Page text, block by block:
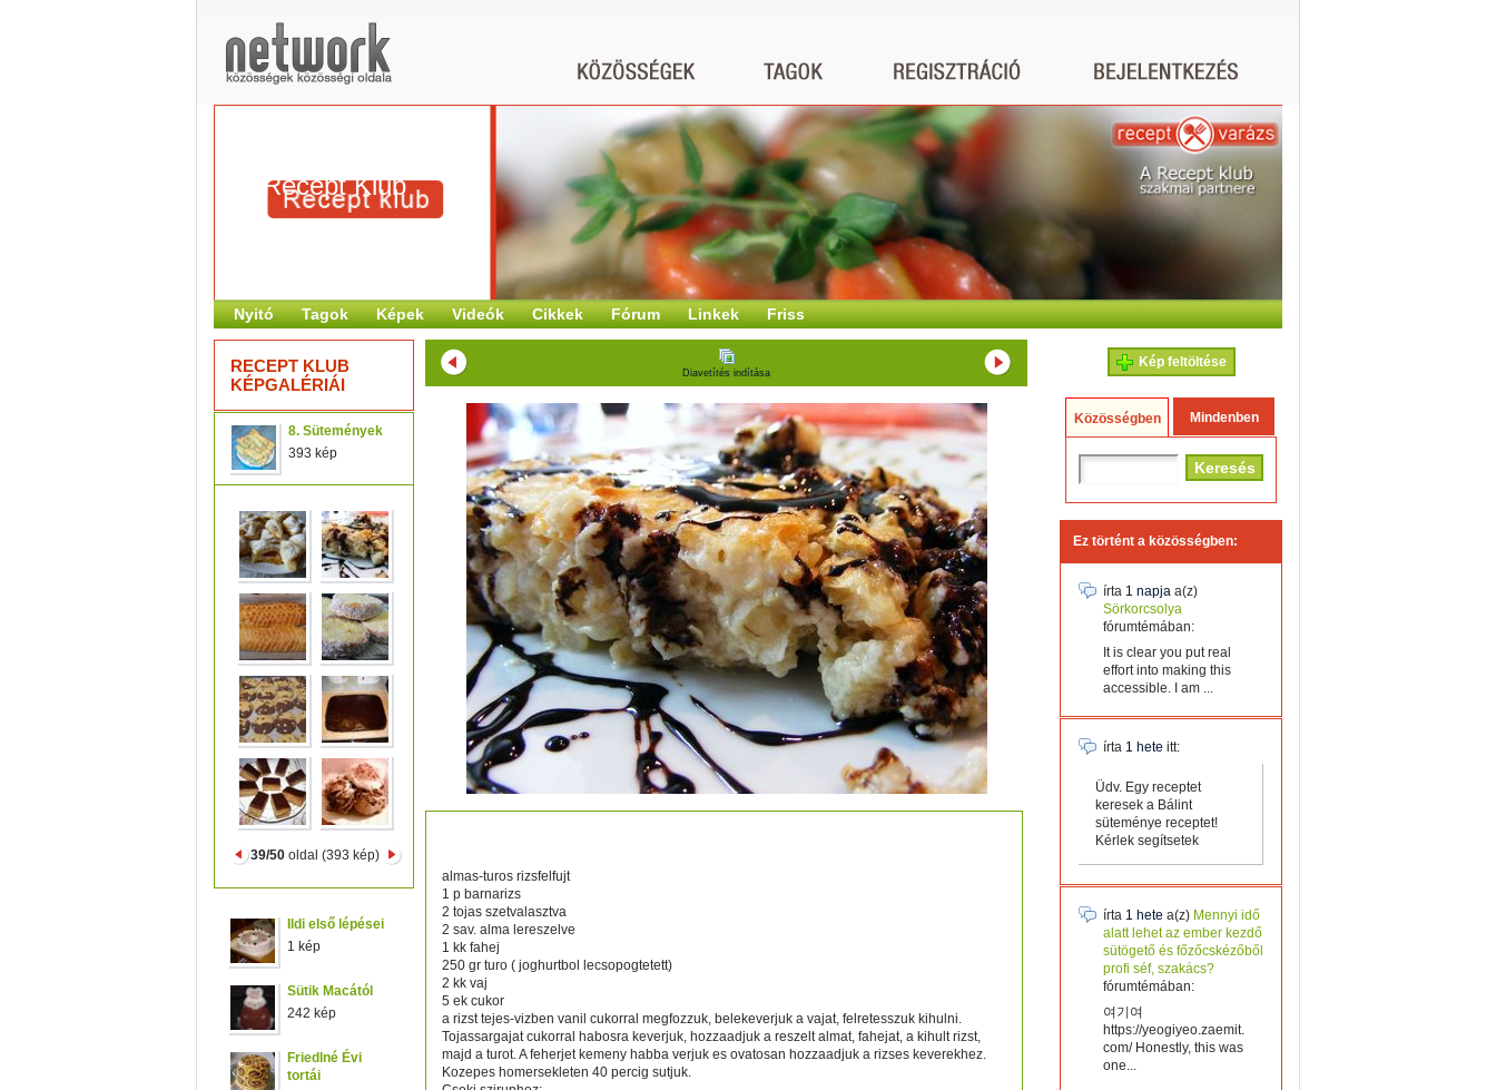
Recept Klub
Nyitó Tagok Képek Videók Cikkek Fórum Linkek Friss
RECEPT KLUB
KÉPGALÉRIÁI
8. Sütemények
393 kép
39/50 oldal (393 kép)
Ildi első lépései
1 kép
Sütik Macától
242 kép
Friedlné Évi
tortái
Diavetítés indítása
almas-turos rizsfelfujt
1 p barnarizs
2 tojas szetvalasztva
2 sav. alma lereszelve
1 kk fahej
250 gr turo ( joghurtbol lecsopogtetett)
2 kk vaj
5 ek cukor
a rizst tejes-vizben vanil cukorral megfozzuk, belekeverjuk a vajat, felretesszuk kihulni.
Tojassargajat cukorral habosra keverjuk, hozzaadjuk a reszelt almat, fahejat, a kihult rizst,
majd a turot. A feherjet kemeny habba verjuk es ovatosan hozzaadjuk a rizses keverekhez.
Kozepes homersekleten 40 percig sutjuk.
Kép feltöltése
Közösségben Mindenben
Ez történt a közösségben:
írta 1 napja a(z)
Sörkorcsolya
fórumtémában:
It is clear you put real
effort into making this
accessible. I am ...
írta 1 hete itt:
Üdv. Egy receptet
keresek a Bálint
süteménye receptet!
Kérlek segítsetek
írta 1 hete a(z) Mennyi idő
alatt lehet az ember kezdő
sütögető és főzőcskézőből
profi séf, szakács?
fórumtémában:
여기여
https://yeogiyeo.zaemit.
com/ Honestly, this was
one...